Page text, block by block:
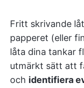
Fritt skrivande
papperet (eller
låta dina tankar
utmärkt sätt att
och identifiera